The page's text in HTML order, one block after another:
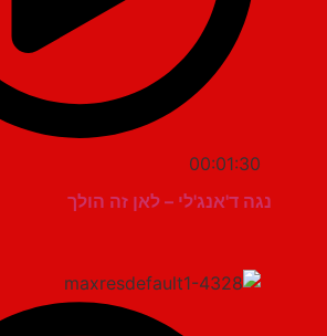
00:01:30
נגה ד'אנג'לי – לאן זה הולך